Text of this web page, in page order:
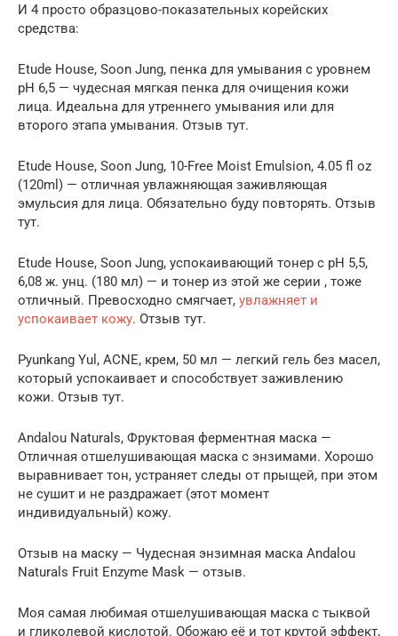
И 4 просто образцово-показательных корейских
средства:
Etude House, Soon Jung, пенка для умывания с уровнем
pH 6,5 — чудесная мягкая пенка для очищения кожи
лица. Идеальна для утреннего умывания или для
второго этапа умывания. Отзыв тут.
Etude House, Soon Jung, 10-Free Moist Emulsion, 4.05 fl oz
(120ml) — отличная увлажняющая заживляющая
эмульсия для лица. Обязательно буду повторять. Отзыв
тут.
Etude House, Soon Jung, успокаивающий тонер с pH 5,5,
6,08 ж. унц. (180 мл) — и тонер из этой же серии , тоже
отличный. Превосходно смягчает, увлажняет и
успокаивает кожу. Отзыв тут.
Pyunkang Yul, ACNE, крем, 50 мл — легкий гель без масел,
который успокаивает и способствует заживлению
кожи. Отзыв тут.
Andalou Naturals, Фруктовая ферментная маска —
Отличная отшелушивающая маска с энзимами. Хорошо
выравнивает тон, устраняет следы от прыщей, при этом
не сушит и не раздражает (этот момент
индивидуальный) кожу.
Отзыв на маску — Чудесная энзимная маска Andalou
Naturals Fruit Enzyme Mask — отзыв.
Моя самая любимая отшелушивающая маска с тыквой
и гликолевой кислотой. Обожаю её и тот крутой эффект,